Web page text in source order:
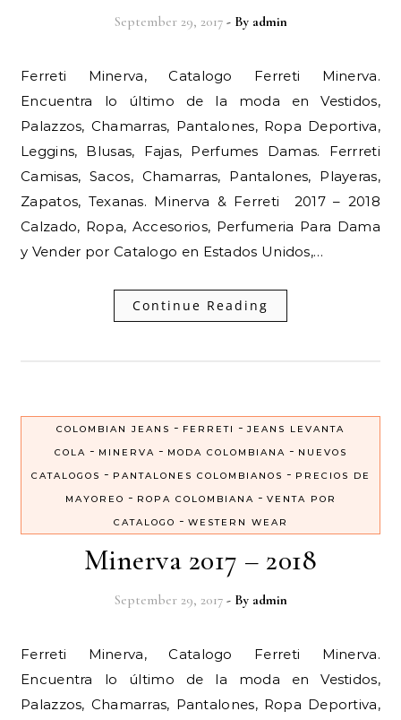
September 29, 2017 - By admin
Ferreti Minerva, Catalogo Ferreti Minerva.
Encuentra lo último de la moda en Vestidos,
Palazzos, Chamarras, Pantalones, Ropa Deportiva,
Leggins, Blusas, Fajas, Perfumes Damas. Ferrreti
Camisas, Sacos, Chamarras, Pantalones, Playeras,
Zapatos, Texanas. Minerva & Ferreti 2017 – 2018
Calzado, Ropa, Accesorios, Perfumeria Para Dama
y Vender por Catalogo en Estados Unidos,…
Continue Reading
COLOMBIAN JEANS - FERRETI - JEANS LEVANTA
COLA - MINERVA - MODA COLOMBIANA - NUEVOS
CATALOGOS - PANTALONES COLOMBIANOS - PRECIOS DE
MAYOREO - ROPA COLOMBIANA - VENTA POR
CATALOGO - WESTERN WEAR
Minerva 2017 – 2018
September 29, 2017 - By admin
Ferreti Minerva, Catalogo Ferreti Minerva.
Encuentra lo último de la moda en Vestidos,
Palazzos, Chamarras, Pantalones, Ropa Deportiva,